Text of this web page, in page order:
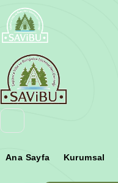
Ana Sayfa Kurumsal